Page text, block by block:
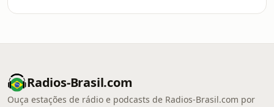
Radios-Brasil.com
Ouça estações de rádio e podcasts de Radios-Brasil.com por